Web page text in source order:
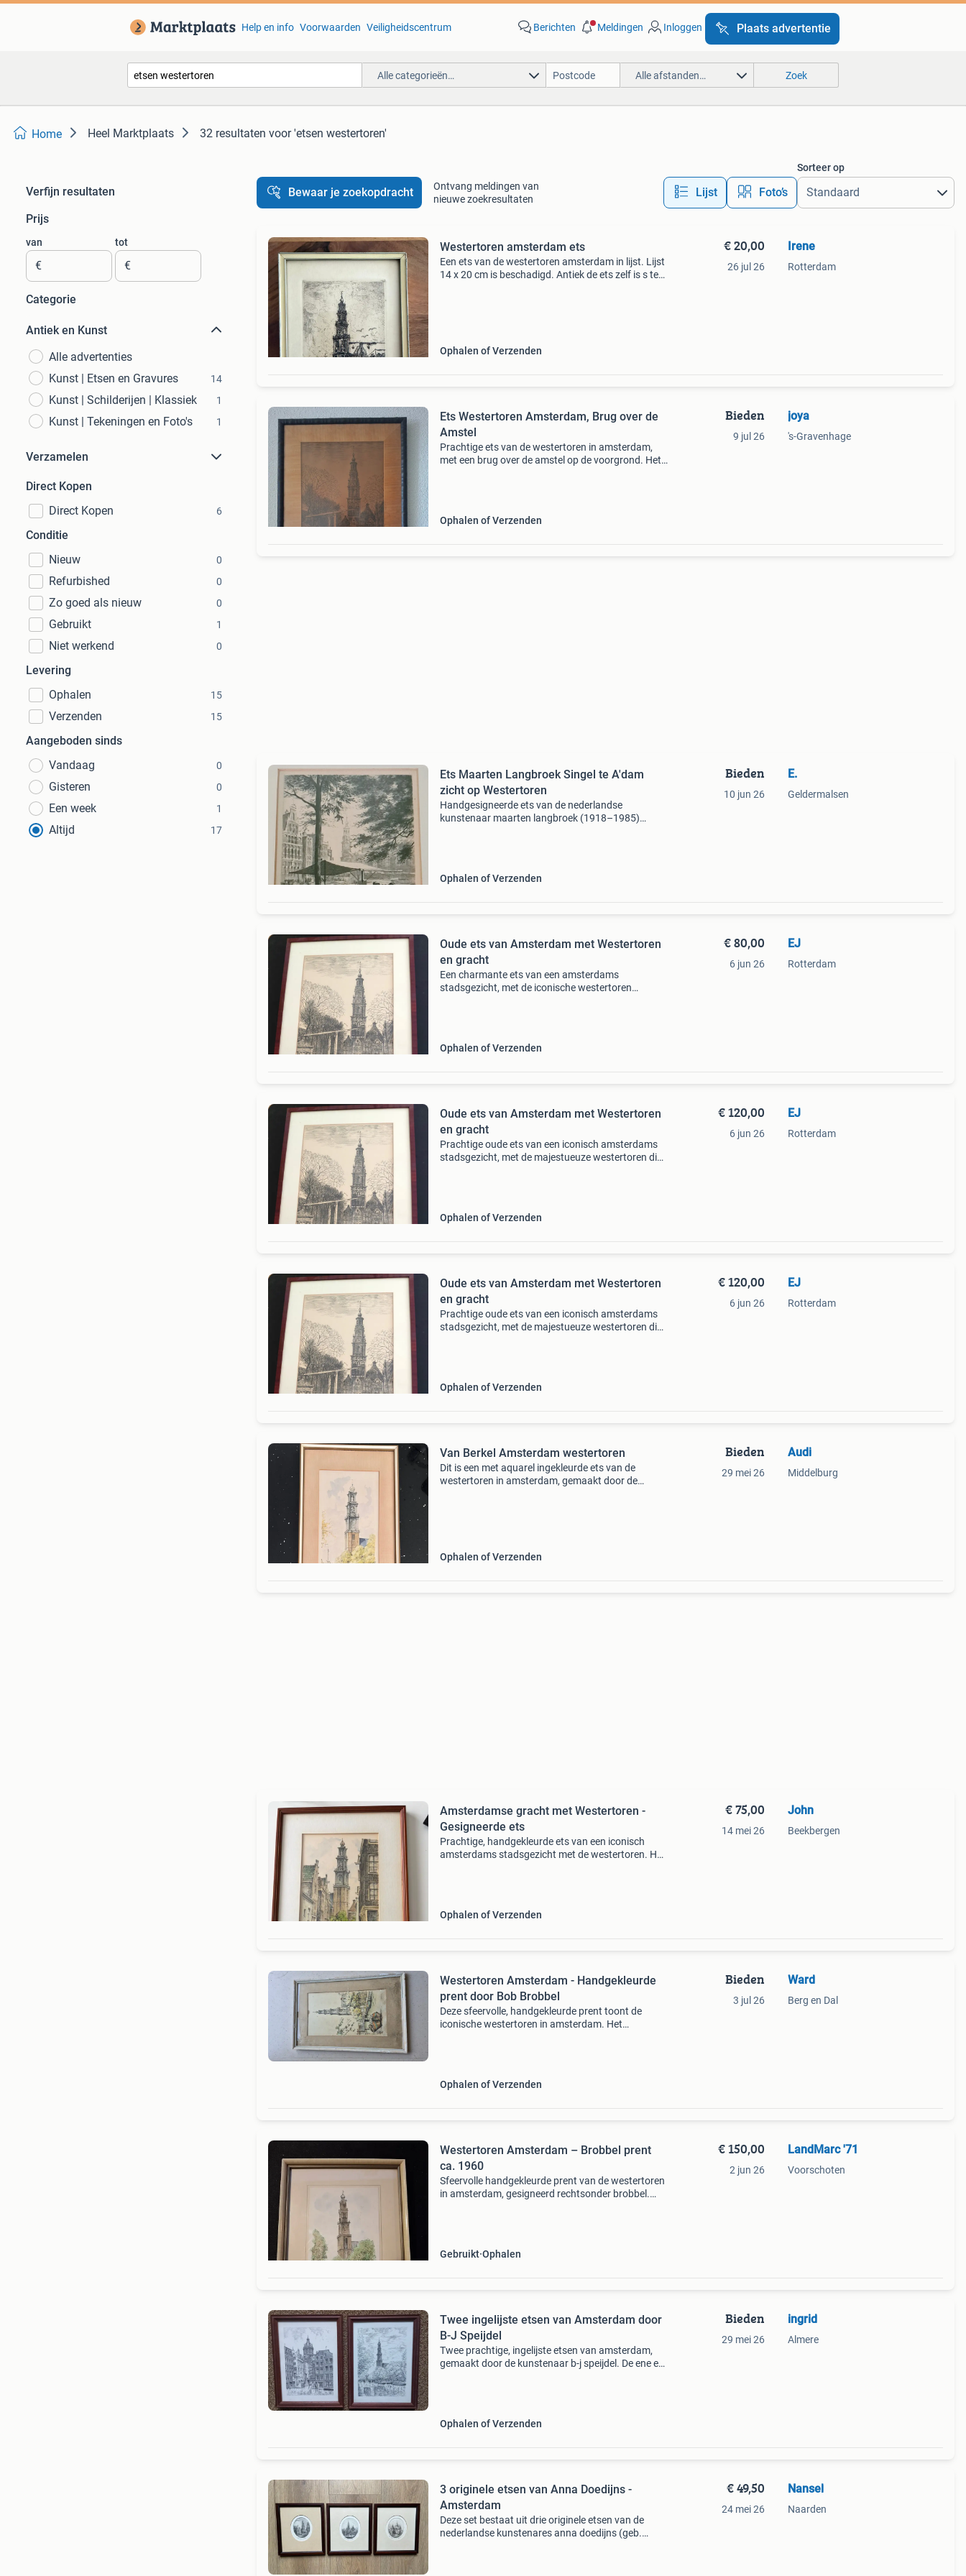
Help en info Voorwaarden Veiligheidscentrum Berichten Meldingen Inloggen Plaats advertentie
Alle categorieën… Alle afstanden… Zoek
Home Heel Marktplaats 32 resultaten voor 'etsen westertoren'
Verfijn resultaten
Prijs
van
€
tot
€
Categorie
Antiek en Kunst
Alle advertenties
Kunst | Etsen en Gravures
14
Kunst | Schilderijen | Klassiek 1
Kunst | Tekeningen en Foto's 1
Verzamelen
Direct Kopen
Direct Kopen
6
Conditie
Nieuw
0
Refurbished 0
Zo goed als nieuw 0
Gebruikt 1
Niet werkend 0
Levering
Ophalen
15
Verzenden 15
Aangeboden sinds
Vandaag
0
Gisteren 0
Een week 1
Altijd 17
Bewaar je zoekopdracht
Ontvang meldingen van
nieuwe zoekresultaten
Lijst Foto’s
Sorteer op
Westertoren amsterdam ets
Een ets van de westertoren amsterdam in lijst. Lijst
14 x 20 cm is beschadigd. Antiek de ets zelf is s ter
Ophalen of Verzenden
€ 20,00
26 jul 26
Irene
Rotterdam
Ets Westertoren Amsterdam, Brug over de
Amstel
Prachtige ets van de westertoren in amsterdam,
met een brug over de amstel op de voorgrond. Het
Ophalen of Verzenden
Bieden
9 jul 26
joya
's-Gravenhage
Ets Maarten Langbroek Singel te A'dam
zicht op Westertoren
Handgesigneerde ets van de nederlandse
kunstenaar maarten langbroek (1918–1985)
Ophalen of Verzenden
Bieden
10 jun 26
E.
Geldermalsen
Oude ets van Amsterdam met Westertoren
en gracht
Een charmante ets van een amsterdams
stadsgezicht, met de iconische westertoren
Ophalen of Verzenden
€ 80,00
6 jun 26
EJ
Rotterdam
Oude ets van Amsterdam met Westertoren
en gracht
Prachtige oude ets van een iconisch amsterdams
stadsgezicht, met de majestueuze westertoren die
Ophalen of Verzenden
€ 120,00
6 jun 26
EJ
Rotterdam
Oude ets van Amsterdam met Westertoren
en gracht
Prachtige oude ets van een iconisch amsterdams
stadsgezicht, met de majestueuze westertoren die
Ophalen of Verzenden
€ 120,00
6 jun 26
EJ
Rotterdam
Van Berkel Amsterdam westertoren
Dit is een met aquarel ingekleurde ets van de
westertoren in amsterdam, gemaakt door de
Ophalen of Verzenden
Bieden
29 mei 26
Audi
Middelburg
Amsterdamse gracht met Westertoren -
Gesigneerde ets
Prachtige, handgekleurde ets van een iconisch
amsterdams stadsgezicht met de westertoren. Het
Ophalen of Verzenden
€ 75,00
14 mei 26
John
Beekbergen
Westertoren Amsterdam - Handgekleurde
prent door Bob Brobbel
Deze sfeervolle, handgekleurde prent toont de
iconische westertoren in amsterdam. Het
Ophalen of Verzenden
Bieden
3 jul 26
Ward
Berg en Dal
Westertoren Amsterdam – Brobbel prent
ca. 1960
Sfeervolle handgekleurde prent van de westertoren
in amsterdam, gesigneerd rechtsonder brobbel.
Gebruikt Ophalen
€ 150,00
2 jun 26
LandMarc '71
Voorschoten
Twee ingelijste etsen van Amsterdam door
B-J Speijdel
Twee prachtige, ingelijste etsen van amsterdam,
gemaakt door de kunstenaar b-j speijdel. De ene ets
Ophalen of Verzenden
Bieden
29 mei 26
ingrid
Almere
3 originele etsen van Anna Doedijns -
Amsterdam
Deze set bestaat uit drie originele etsen van de
nederlandse kunstenares anna doedijns (geb.
€ 49,50
24 mei 26
Nansel
Naarden